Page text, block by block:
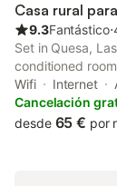
Casa rural
9.3Fantástico⋅
Set in Quesa,
conditioned
and inner
the country
towels.
Wifi Internet
Cancelación
desde 65 € por